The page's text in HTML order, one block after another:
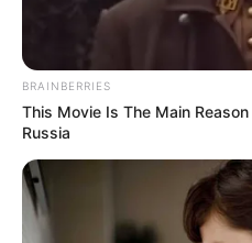
BRAINBERRIES
This Movie Is The Main
Russia